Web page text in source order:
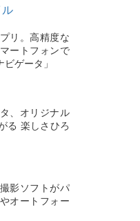
リ。高精度な
ートフォンで
ゲータ」
、オリジナル
る 楽しさひろ
影ソフトがパ
オートフォー